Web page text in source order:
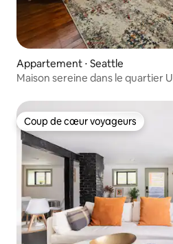
Appartement ⋅ Seattle
Maison sereine dans le quartier U
Coup de cœur voyageurs
Coup de cœur voyageurs